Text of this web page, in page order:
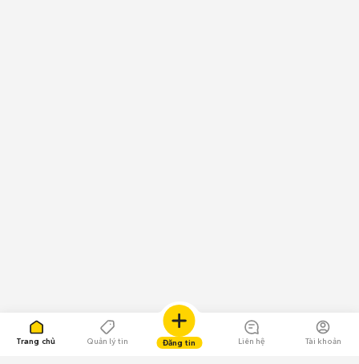
Trang chủ Quản lý tin Đăng tin Liên hệ Tài khoản